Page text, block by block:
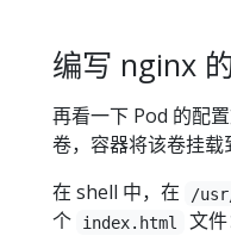
编写 nginx
再看一下 Pod 的配
卷，容器将该卷挂载
在 shell 中，在
/
个
index.html 文件